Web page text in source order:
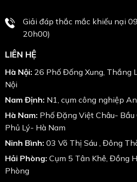
Giải đáp thắc mắc khiếu nại
20h00)
LIÊN HỆ
Hà Nội: 26 Phố Đống Xung, Thắng
Nội
Nam Định: N1, cụm công nghiệp
Hà Nam: Phố Đặng Việt Châu-
Phủ Lý- Hà Nam
Ninh Bình: 03 Võ Thị Sáu , Đông
Hải Phòng: Cụm 5 Tân Khê, Đồng
Phòng